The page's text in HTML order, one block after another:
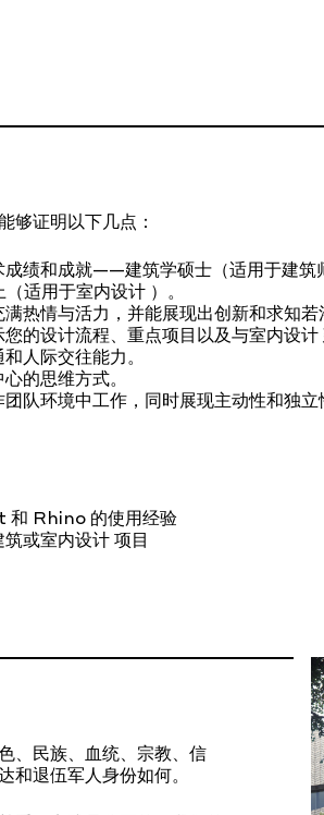
够证明以下几点：
成绩和成就——建筑学硕士（适用于建筑
适用于室内设计 ）。
热情与活力，并能展现出创新和求知若
的设计流程、重点项目以及与室内设计
人际交往能力。
的思维方式。
团队环境中工作，同时展现主动性和独
和 Rhino 的使用经验
或室内设计 项目
、民族、血统、宗教、信
和退伍军人身份如何。